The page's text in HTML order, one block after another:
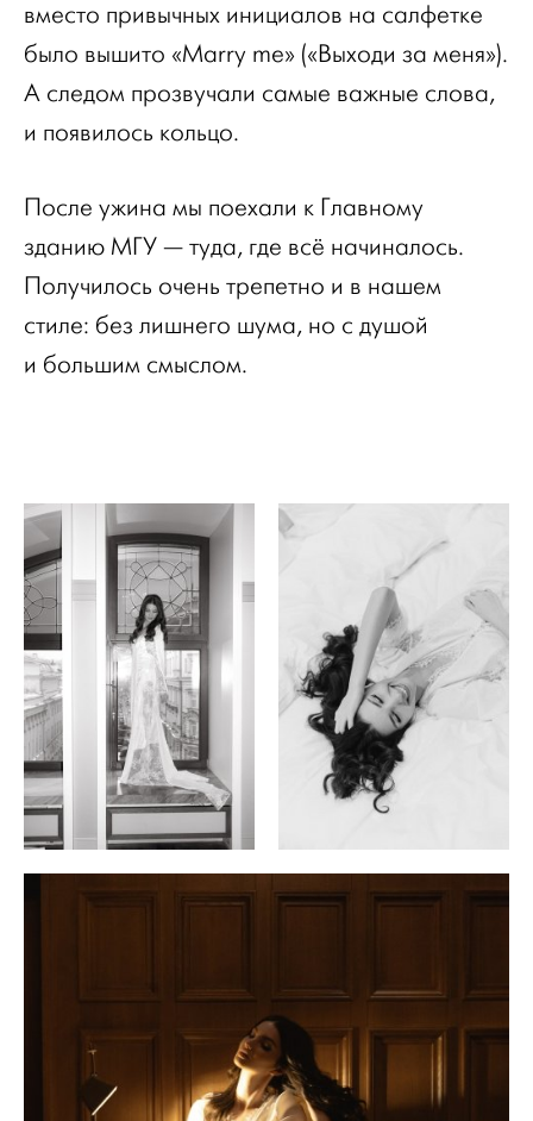
вместо привычных инициалов на салфетке
было вышито «Marry me» («Выходи за меня»).
А следом прозвучали самые важные слова,
и появилось кольцо.
После ужина мы поехали к Главному
зданию МГУ — туда, где всё начиналось.
Получилось очень трепетно и в нашем
стиле: без лишнего шума, но с душой
и большим смыслом.